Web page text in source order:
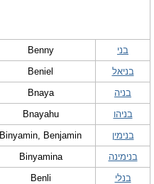
בני Benny
בניאל
Beniel
בניה
Bnaya
בניהו
Bnayahu
בנימין
Binyamin, Benjamin
בנימינה
Binyamina
בנלי
Benli